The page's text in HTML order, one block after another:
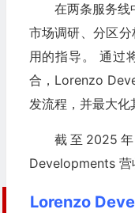
在两条服务
市场调研、分区
用的指导。 通过
合，Lorenzo
发流程，并最大化
截至2025
Developments 营
Lorenzo